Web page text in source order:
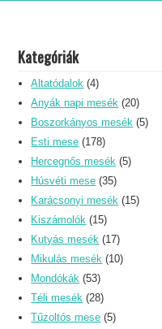
Kategóriák
Altatódalok (4)
Anyák napi mesék (20)
Boszorkányos mesék (5)
Esti mese (178)
Hercegnős mesék (5)
Húsvéti mese (35)
Karácsonyi mesék (15)
Kiszámolók (15)
Kutyás mesék (17)
Mikulás mesék (10)
Mondókák (53)
Téli mesék (28)
Tűzoltós mese (5)